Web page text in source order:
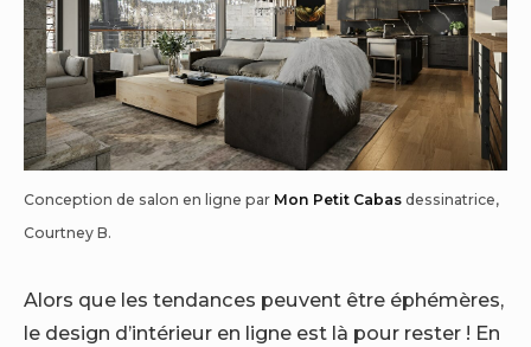
Conception de salon en ligne par Mon Petit Cabas dessinatrice,
Courtney B.
Alors que les tendances peuvent être éphémères,
le design d’intérieur en ligne est là pour rester ! En